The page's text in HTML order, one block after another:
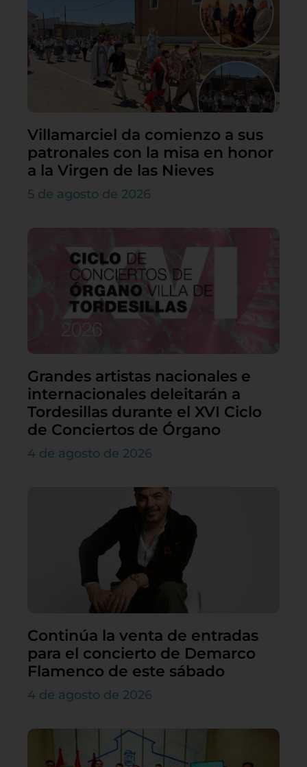
Villamarciel da comienzo a sus
patronales con la misa en honor
a la Virgen de las Nieves
5 de agosto de 2026
Grandes artistas nacionales e
internacionales deleitarán a
Tordesillas durante el XVI Ciclo
de Conciertos de Órgano
4 de agosto de 2026
Continúa la venta de entradas
para el concierto de Demarco
Flamenco de este sábado
4 de agosto de 2026